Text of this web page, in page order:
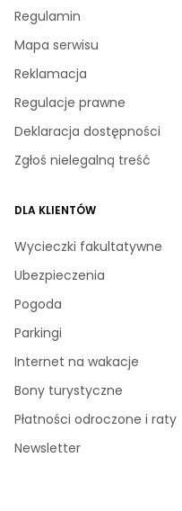
Regulamin
Mapa serwisu
Reklamacja
Regulacje prawne
Deklaracja dostępności
Zgłoś nielegalną treść
DLA KLIENTÓW
Wycieczki fakultatywne
Ubezpieczenia
Pogoda
Parkingi
Internet na wakacje
Bony turystyczne
Płatności odroczone i raty
Newsletter